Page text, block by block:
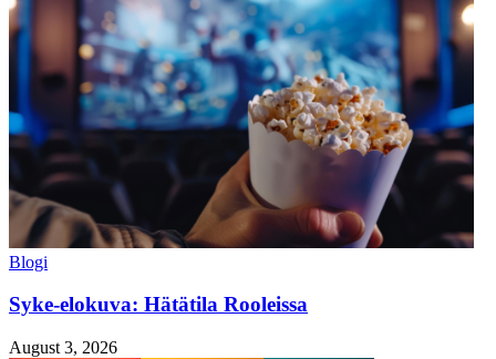
Blogi
Syke-elokuva: Hätätila Rooleissa
August 3, 2026